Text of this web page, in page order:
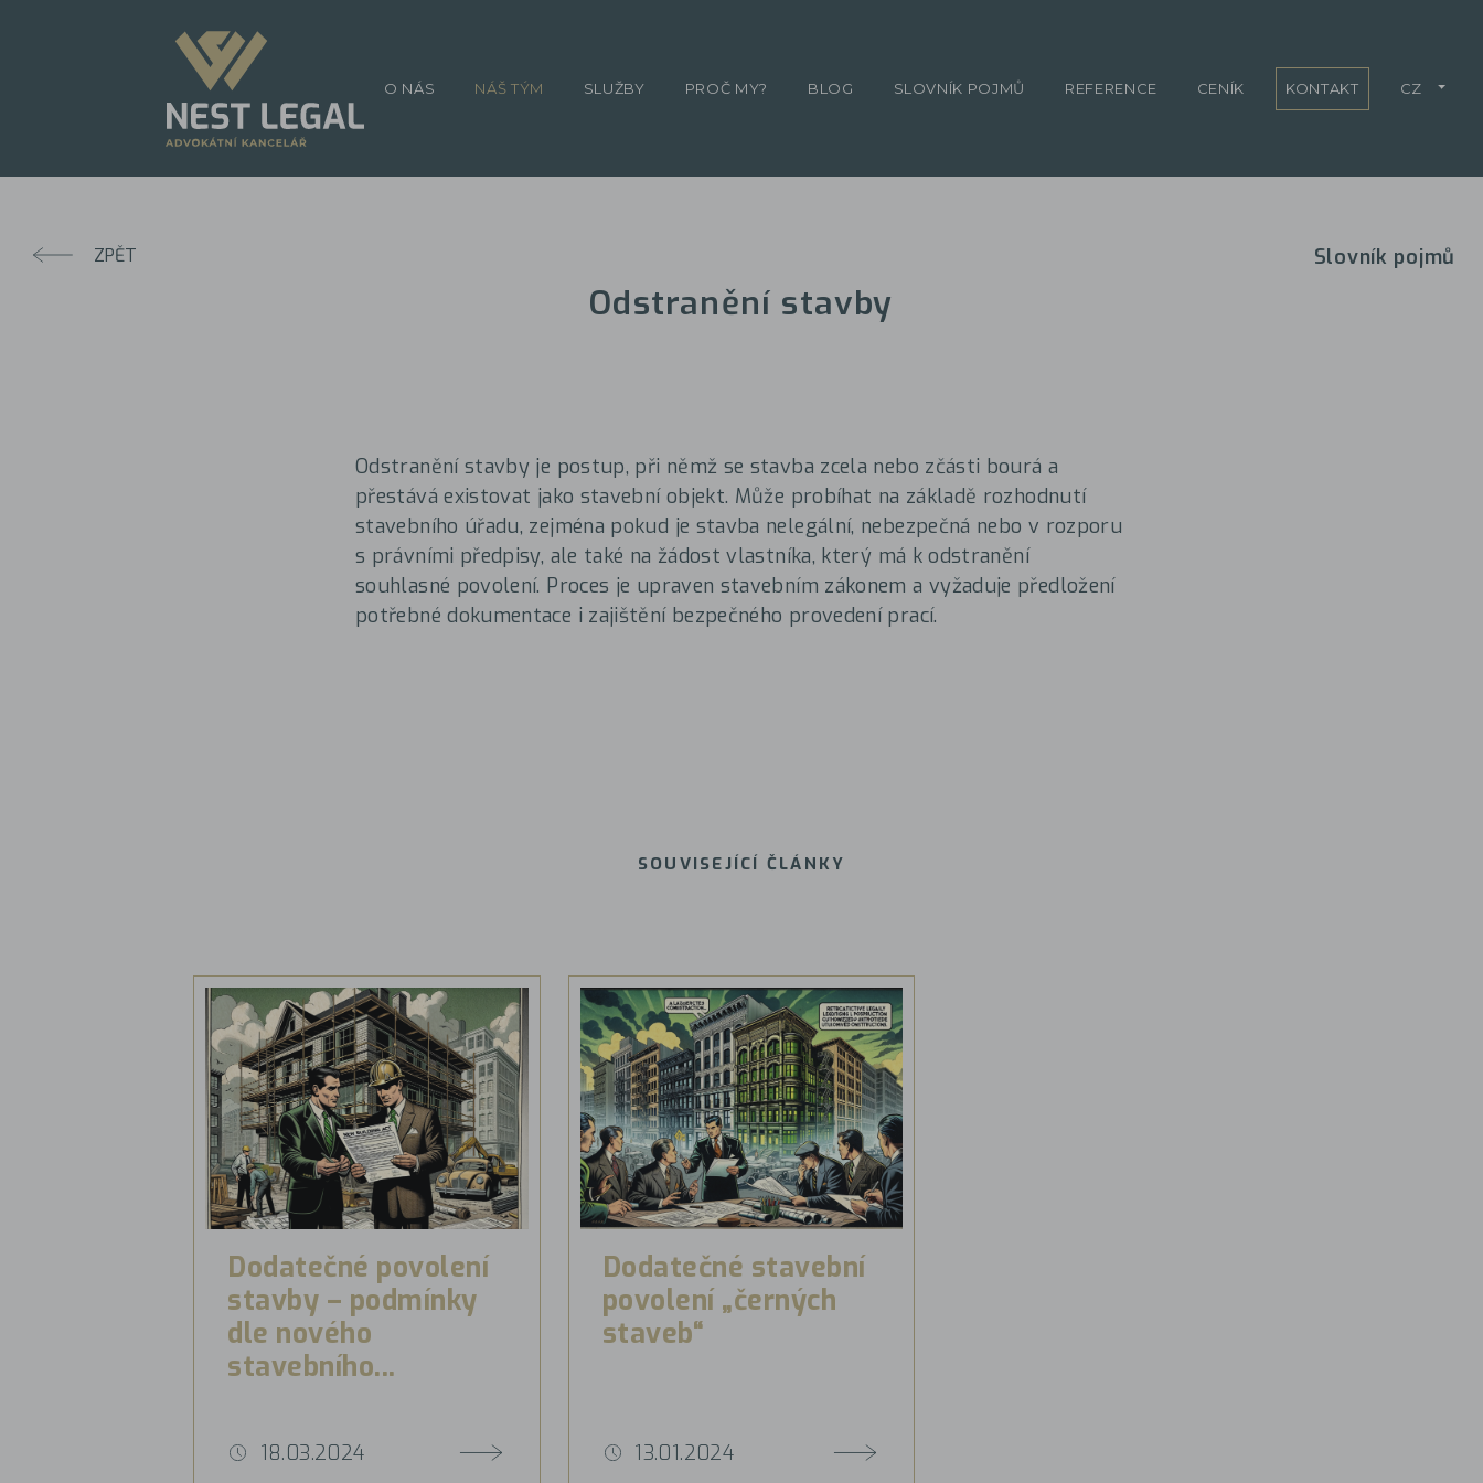
ZPĚT Slovník pojmů
Odstranění stavby
Odstranění stavby je postup, při němž se stavba zcela nebo zčásti bourá a
přestává existovat jako stavební objekt. Může probíhat na základě rozhodnutí
stavebního úřadu, zejména pokud je stavba nelegální, nebezpečná nebo v rozporu
s právními předpisy, ale také na žádost vlastníka, který má k odstranění
souhlasné povolení. Proces je upraven stavebním zákonem a vyžaduje předložení
potřebné dokumentace i zajištění bezpečného provedení prací.
SOUVISEJÍCÍ ČLÁNKY
Dodatečné povolení
stavby – podmínky
dle nového
stavebního...
18.03.2024
Dodatečné stavební
povolení „černých
staveb“
13.01.2024
O NÁS NÁŠ TÝM SLUŽBY PROČ MY? BLOG SLOVNÍK POJMŮ REFERENCE CENÍK KONTAKT CZ